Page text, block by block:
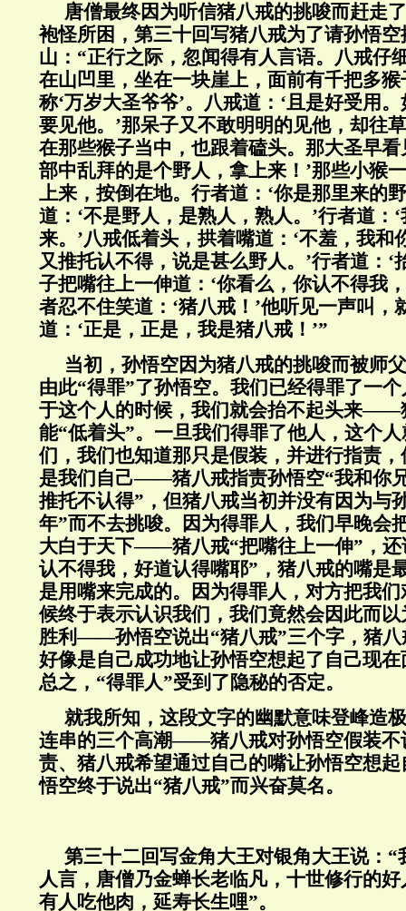
唐僧最终因为听信猪八戒的挑唆而赶走
袍怪所困，第三十回写猪八戒为了请孙悟
山：“正行之际，忽闻得有人言语。八戒仔
在山凹里，坐在一块崖上，面前有千把多
称‘万岁大圣爷爷’。八戒道：‘且是好受用
要见他。’那呆子又不敢明明的见他，却往
在那些猴子当中，也跟着磕头。那大圣早看
部中乱拜的是个野人，拿上来！’那些小猴
上来，按倒在地。行者道：‘你是那里来的
道：‘不是野人，是熟人，熟人。’行者道：
来。’八戒低着头，拱着嘴道：‘不羞，我和
又推托认不得，说是甚么野人。’行者道：‘
子把嘴往上一伸道：‘你看么，你认不得我
者忍不住笑道：‘猪八戒！’他听见一声叫，
道：‘正是，正是，我是猪八戒！’”
当初，孙悟空因为猪八戒的挑唆而被师
由此“得罪”了孙悟空。我们已经得罪了一
于这个人的时候，我们就会抬不起头来——
能“低着头”。一旦我们得罪了他人，这个
们，我们也知道那只是假装，并进行指责
是我们自己——猪八戒指责孙悟空“我和你
推托不认得”，但猪八戒当初并没有因为与
年”而不去挑唆。因为得罪人，我们早晚会
大白于天下——猪八戒“把嘴往上一伸”，还
认不得我，好道认得嘴耶”，猪八戒的嘴是
是用嘴来完成的。因为得罪人，对方把我
候终于表示认识我们，我们竟然会因此而
胜利——孙悟空说出“猪八戒”三个字，猪八
好像是自己成功地让孙悟空想起了自己现
总之，“得罪人”受到了隐秘的否定。
就我所知，这段文字的幽默意味登峰造
连串的三个高潮——猪八戒对孙悟空假装不
责、猪八戒希望通过自己的嘴让孙悟空想
悟空终于说出“猪八戒”而兴奋莫名。
第三十二回写金角大王对银角大王说：“
人言，唐僧乃金蝉长老临凡，十世修行的
有人吃他肉，延寿长生哩”。